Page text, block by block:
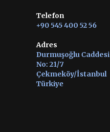
Telefon
+90 545 400 52 56
Adres
Durmuşoğlu Caddesi
No: 21/7
Çekmeköy/İstanbul
Türkiye